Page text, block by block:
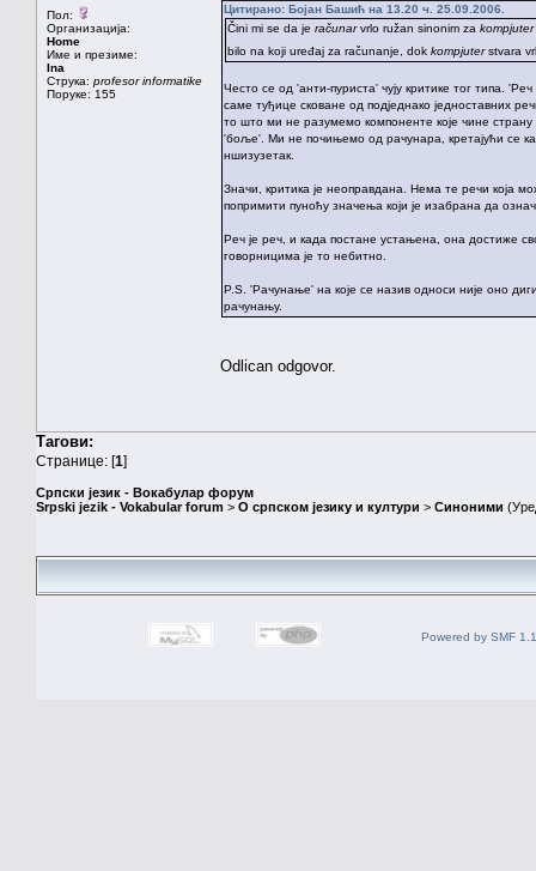
Пол:
Организација:
Home
Име и презиме:
Ina
Струка: profesor informatike
Поруке: 155
Цитирано: Бојан Башић на 13.20 ч. 25.09.2006.
Čini mi se da je računarvrlo ružan sinonim za kompjuter
bilo na koji uređaj za računanje, dok kompjuterstvara
Често се од 'анти-пуриста' чују критике тог типа.
саме туђице сковане од подједнако једноставних
то што ми не разумемо компоненте које чине
'боље'. Ми не почињемо од рачунара, кретајући се ка
ншизузетак.
Значи, критика је неоправдана. Нема те речи која
попримити пуноћу значења који је изабрана да
Реч је реч, и када постане устањена, она достиже
говорницима је то небитно.
P.S. 'Рачунање' на које се назив односи није оно
рачунању.
Odlican odgovor.
Тагови:
Странице: [1]
Српски језик - Вокабулар форум
Srpski jezik - Vokabular forum > О српском језику и култури > Синоними
Powered by SMF